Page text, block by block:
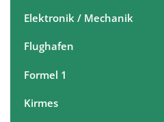
Elektronik / Mechanik
Flughafen
Formel 1
Kirmes